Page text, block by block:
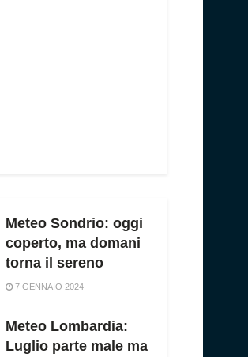
Meteo Sondrio: oggi
coperto, ma domani
torna il sereno
7 GENNAIO 2024
Meteo Lombardia:
Luglio parte male ma